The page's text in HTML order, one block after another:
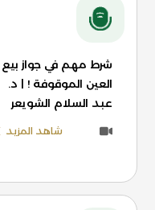
شرط مهم في جواز بيع
العين الموقوفة ! | د.
عبد السلام الشويعر
شاهد المزيد